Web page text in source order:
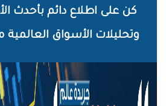
الرئيسي
كن على اطلاع دائم بأحدث
وتحليلات الأسواق